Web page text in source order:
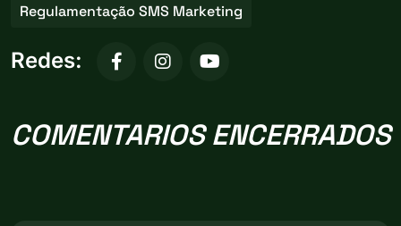
Regulamentação SMS Marketing
Redes:
COMENTARIOS ENCERRADOS